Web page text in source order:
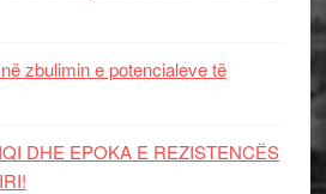
zbulimin e potencialeve të
DHE EPOKA E REZISTENCЁS